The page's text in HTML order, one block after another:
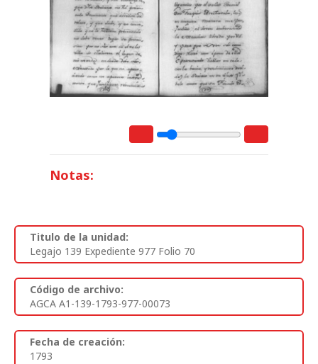
Notas:
Titulo de la unidad:
Legajo 139 Expediente 977 Folio 70
Código de archivo:
AGCA A1-139-1793-977-00073
Fecha de creación:
1793